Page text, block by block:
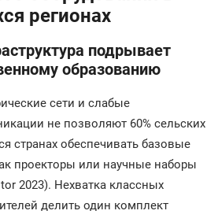
регионах
подрывает
образованию
сети и слабые
не позволяют 60% сельских
странах обеспечивать базовые
проекторы или научные наборы
2023). Нехватка классных
делить один комплект